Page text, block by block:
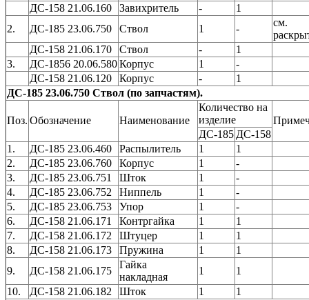
ДС-158 21.06.160
Завихритель -
1
2.
ДС-185 23.06.750 Ствол 1 -
см.
ДС-158 21.06.170
Ствол -
1
3.
ДС-1856 20.06.580Корпус 1
-
ДС-158 21.06.120
Корпус -
1
ДС-185 23.06.750 Ствол (по запчастям).
Поз. Обозначение Наименование
Количество на
изделие
ДС-185 ДС-158
1.
ДС-185 23.06.460 Распылитель 1
1
2.
ДС-185 23.06.760 Корпус 1
-
3.
ДС-185 23.06.751 Шток 1
-
4.
ДС-185 23.06.752 Ниппель 1
-
5.
ДС-185 23.06.753 Упор 1
-
6.
ДС-158 21.06.171 Контргайка 1
1
7.
ДС-158 21.06.172 Штуцер 1
1
8.
ДС-158 21.06.173 Пружина 1
1
9.
ДС-158 21.06.175
Гайка
накладная
1
1
10.
ДС-158 21.06.182 Шток 1
1